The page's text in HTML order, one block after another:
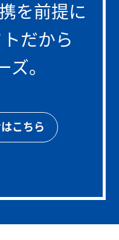
を前提に
だから
。
こちら